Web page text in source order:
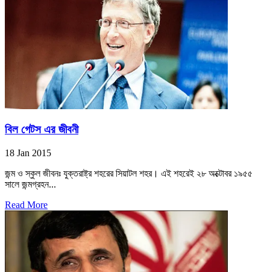
বিল গেটস এর জীবনী
18 Jan 2015
জন্ম ও স্কুল জীবনঃ যুক্তরাষ্ট্র শহরের সিয়াটল শহর। এই শহরেই ২৮ অক্টোবর ১৯৫৫
সালে জন্মগ্রহন...
Read More